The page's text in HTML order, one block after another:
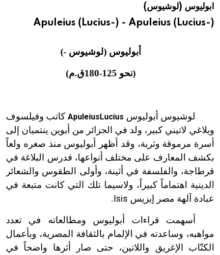
هيئة الموسوعة العربية تطلق موسوعات جديدة في عام 2026
ابوليوس (لوشيوس)
Apuleius (Lucius-) - Apuleius (Lucius-)
أبوليوس (لوشيوس -)
(نحو 125-180ق.م)
لوشيوس أبوليوس Lucius
Apuleiusكاتب وفيلسوف
وبلاغي لاتيني كبير، ولد في
الجزائر من أبوين ينتميان إلى
أسرة مرموقة وثرية، وقد أظهر أبوليوس منذ صغره ولعاً
بكشف المعارف على مختلف أنواعها، فدرس البلاغة في
قرطاجة، والفلسفة في أثينة، وأولى الطقوس والشعائر
الدينية اهتماماً كبيراً، ولاسيما تلك التي كانت متبعة في
عبادة آلهة مصر إيزيس Isis
.
أسهمت قراءات أبوليوس ومطالعاته في تعدد
مواهبه، وساعدته في الإلمام بالثقافة المصرية، وبأعمال
الكتّاب الإغريق واللاتين، حتى صار أثرها واضحاً في